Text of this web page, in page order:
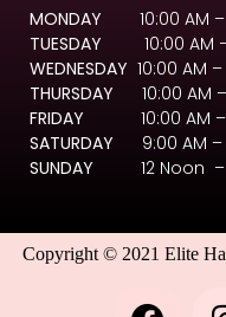
MONDAY 10:00 AM –
TUESDAY
10:00 AM
WEDNESDAY 10:00 AM
THURSDAY 10:00 AM –
FRIDAY 10:00 AM –
SATURDAY 9:00 AM –
SUNDAY 12 Noon –
Copyright © 2021 Elite